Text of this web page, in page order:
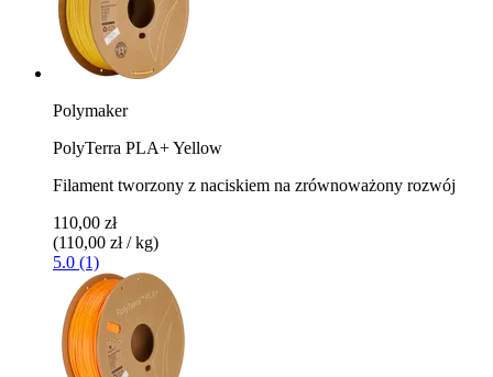
Polymaker
PolyTerra PLA+ Yellow
Filament tworzony z naciskiem na zrównoważony rozwój
110,00 zł
(110,00 zł / kg)
5.0 (1)